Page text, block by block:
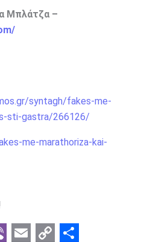
Μπλάτζα –
syntagh/fakes-me-
sti-gastra/266126/
me-marathoriza-kai-